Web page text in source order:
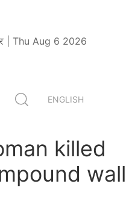
| Thu Aug 6 2026
ENGLISH
killed
wall